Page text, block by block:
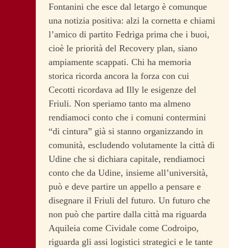
Fontanini che esce dal letargo è comunque
una notizia positiva: alzi la cornetta e chiami
l’amico di partito Fedriga prima che i buoi,
cioè le priorità del Recovery plan, siano
ampiamente scappati. Chi ha memoria
storica ricorda ancora la forza con cui
Cecotti ricordava ad Illy le esigenze del
Friuli. Non speriamo tanto ma almeno
rendiamoci conto che i comuni contermini
“di cintura” già si stanno organizzando in
comunità, escludendo volutamente la città di
Udine che si dichiara capitale, rendiamoci
conto che da Udine, insieme all’università,
può e deve partire un appello a pensare e
disegnare il Friuli del futuro. Un futuro che
non può che partire dalla città ma riguarda
Aquileia come Cividale come Codroipo,
riguarda gli assi logistici strategici e le tante